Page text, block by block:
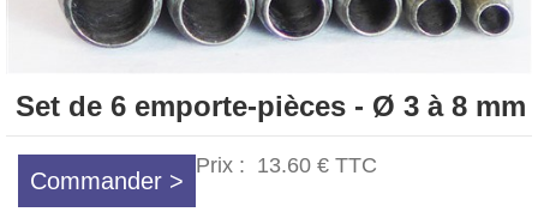
Set de 6 emporte-pièces - Ø 3 à 8 mm
Commander >
Prix : 13.60 € TTC